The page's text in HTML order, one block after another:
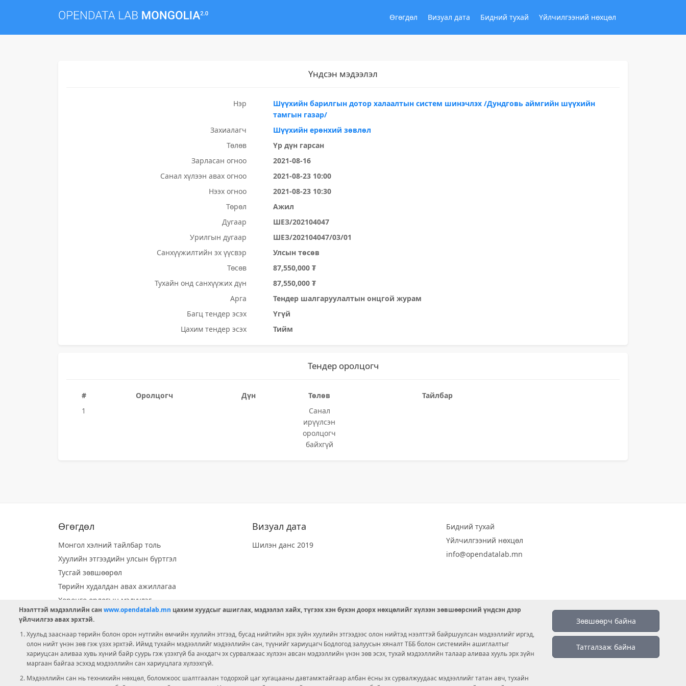
Өгөгдөл Визуал дата Бидний тухай Үйлчилгээний нөхцөл
Үндсэн мэдээлэл
Нэр
Шүүхийн барилгын дотор халаалтын систем шинэчлэх /Дундговь аймгийн шүүхийн
тамгын газар/
Захиалагч
Шүүхийн ерөнхий зөвлөл
Төлөв
Үр дүн гарсан
Зарласан огноо
2021-08-16
Санал хүлээн авах огноо
2021-08-23 10:00
Нээх огноо
2021-08-23 10:30
Төрөл
Ажил
Дугаар
ШЕЗ/202104047
Урилгын дугаар
ШЕЗ/202104047/03/01
Санхүүжилтийн эх үүсвэр
Улсын төсөв
Төсөв
87,550,000 ₮
Тухайн онд санхүүжих дүн
87,550,000 ₮
Арга
Тендер шалгаруулалтын онцгой журам
Багц тендер эсэх
Үгүй
Цахим тендер эсэх
Тийм
Тендер оролцогч
# Оролцогч Дүн Төлөв
Тайлбар
1
Санал
ирүүлсэн
оролцогч
байхгүй
Өгөгдөл
Монгол хэлний тайлбар толь
Хуулийн этгээдийн улсын бүртгэл
Тусгай зөвшөөрөл
Төрийн худалдан авах ажиллагаа
Хөрөнгө орлогын мэдүүлэг
Орон нутгийн хөгжлийн сан
Ээлжит сонгууль
Ашигт малтмал тусгай зөвшөөрөл
Визуал дата
Шилэн данс 2019
Бидний тухай
Үйлчилгээний нөхцөл
info@opendatalab.mn
Зөвшөөрч байна
Татгалзаж байна
Нээлттэй мэдээллийн сан www.opendatalab.mn цахим хуудсыг ашиглах, мэдээлэл хайх, түгээх хэн бүхэн доорх нөхцөлийг хүлээн зөвшөөрсний үндсэн дээр
үйлчилгээ авах эрхтэй.
Хуульд зааснаар төрийн болон орон нутгийн өмчийн хуулийн этгээд, бусад нийтийн эрх зүйн хуулийн этгээдээс олон нийтэд нээлттэй байршуулсан мэдээллийг иргэд,
олон нийт үнэн зөв гэж үзэх эрхтэй. Иймд тухайн мэдээллийг мэдээллийн сан, түүнийг хариуцагч Бодлогод залуусын хяналт ТББ болон системийн ашиглалтыг
хариуцсан аливаа хувь хүний байр суурь гэж үзэхгүй ба анхдагч эх сурвалжаас хүлээн авсан мэдээллийн үнэн зөв эсэх, тухай мэдээллийн талаар аливаа хууль эрх зүйн
маргаан байгаа эсэхэд мэдээллийн сан хариуцлага хүлээхгүй.
Мэдээллийн сан нь техникийн нөхцөл, боломжоос шалтгаалан тодорхой цаг хугацааны давтамжтайгаар албан ёсны эх сурвалжуудаас мэдээллийг татан авч, тухайн